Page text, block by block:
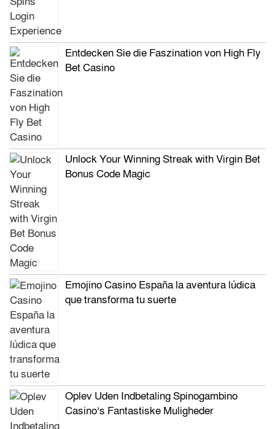
Entdecken Sie die Faszination von High Fly
Bet Casino
Unlock Your Winning Streak with Virgin Bet
Bonus Code Magic
Emojino Casino España la aventura lúdica
que transforma tu suerte
Oplev Uden Indbetaling Spinogambino
Casino’s Fantastiske Muligheder